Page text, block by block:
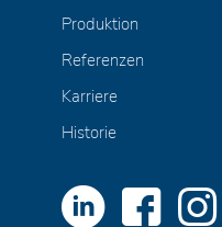
Produktion
Referenzen
Karriere
Historie